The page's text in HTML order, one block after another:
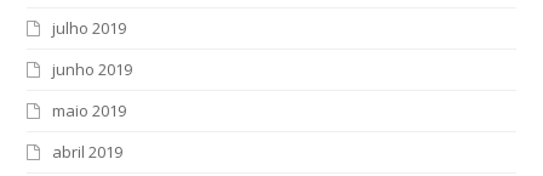
julho 2019
junho 2019
maio 2019
abril 2019